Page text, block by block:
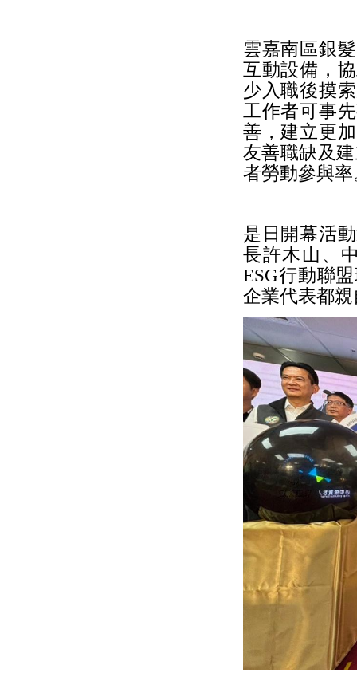
雲嘉南區銀
互動設備，
少入職後摸
工作者可事
善，建立更
友善職缺及
者勞動參與率
是日開幕活
長許木山、
ESG行動聯
企業代表都